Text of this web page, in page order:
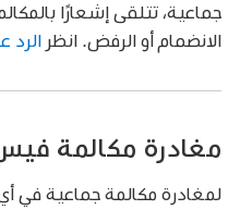
جماعية، تتلقى إشعارًا
الانضمام أو الرفض. انظر الرد
مغادرة مكالمة
لمغادرة مكالمة جماعية في